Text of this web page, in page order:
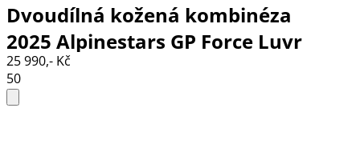
Dvoudílná kožená kombinéza
2025 Alpinestars GP Force Luvr
black/white/red fluo
25 990,- Kč
50